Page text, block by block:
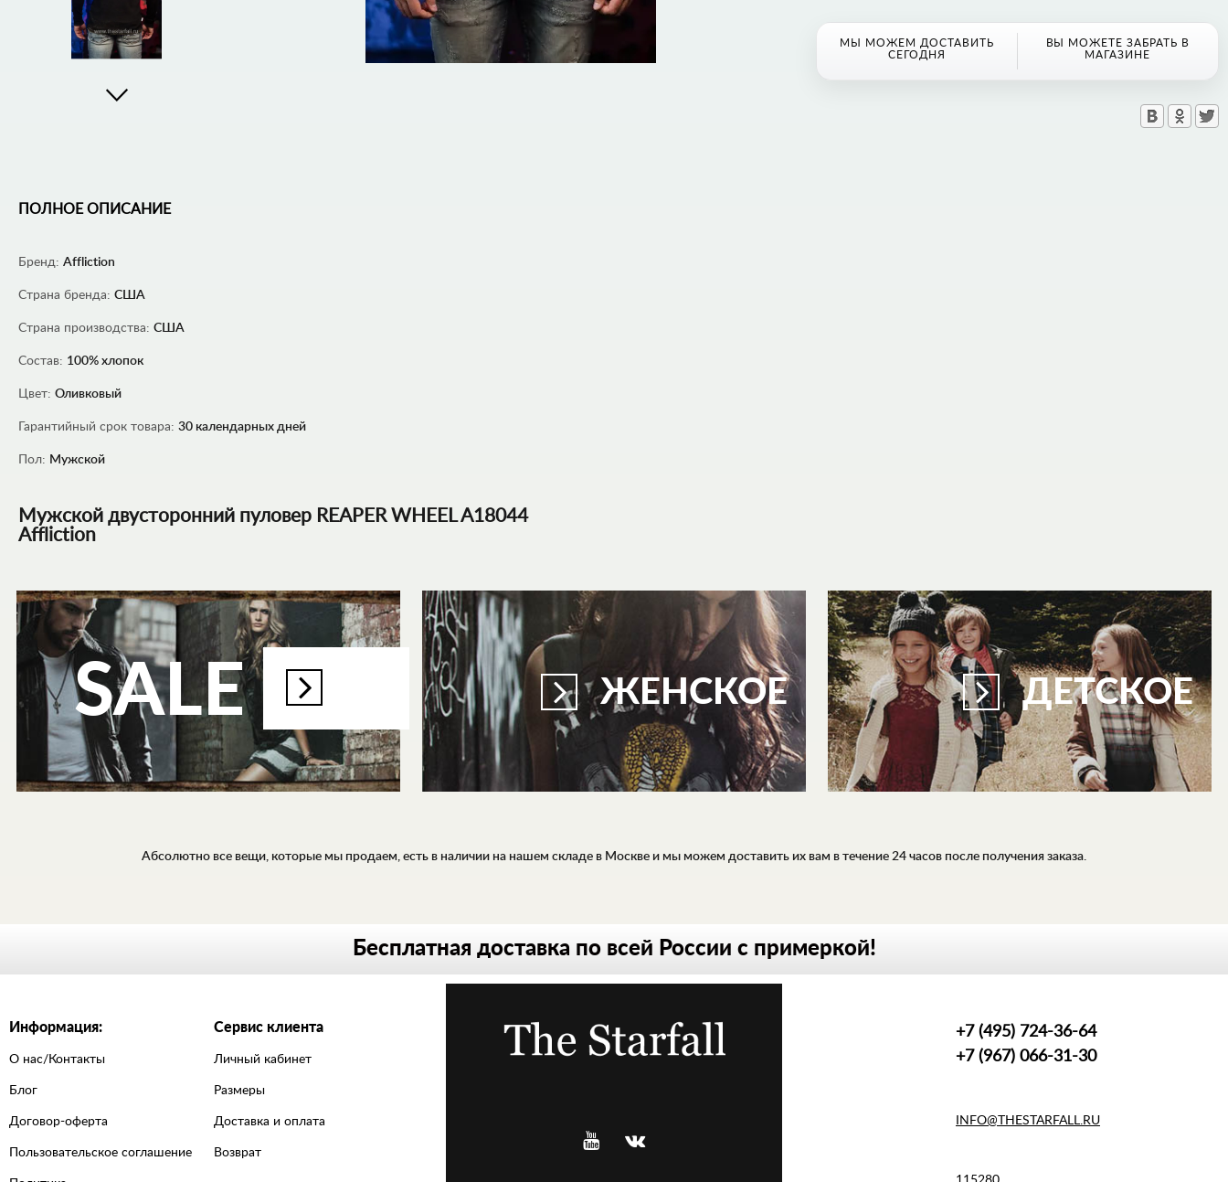
МЫ МОЖЕМ ДОСТАВИТЬ
СЕГОДНЯ
ВЫ МОЖЕТЕ ЗАБРАТЬ В
МАГАЗИНЕ
ПОЛНОЕ ОПИСАНИЕ
Бренд: Affliction
Страна бренда: США
Страна производства: США
Состав: 100% хлопок
Цвет: Оливковый
Гарантийный срок товара: 30 календарных дней
Пол: Мужской
Мужской двусторонний пуловер REAPER WHEEL A18044
Affliction
SALE ЖЕНСКОЕ ДЕТСКОЕ
Абсолютно все вещи, которые мы продаем, есть в наличии на нашем складе в Москве и мы можем доставить их вам в течение 24 часов после получения заказа.
Бесплатная доставка по всей России с примеркой!
Информация:
О нас/Контакты
Блог
Договор-оферта
Пользовательское соглашение
Сервис клиента
Личный кабинет
Размеры
Доставка и оплата
Возврат
+7 (495) 724-36-64
+7 (967) 066-31-30
INFO@THESTARFALL.RU